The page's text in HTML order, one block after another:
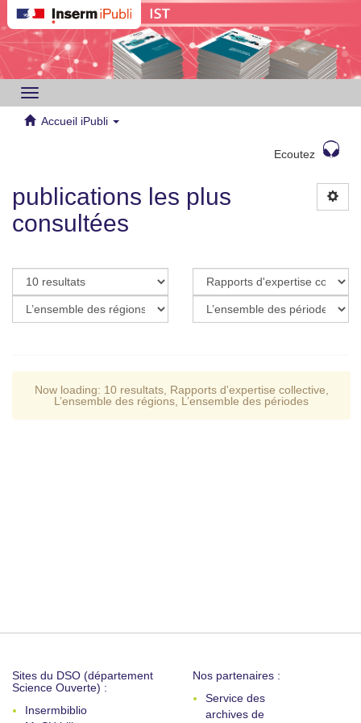
Toggle
navigation
Accueil iPubli
Ecoutez
publications les plus
consultées
Now loading: 10 resultats, Rapports d'expertise collective
L’ensemble des régions L’ensemble des périodes
Sites du DSO (département
Science Ouverte) :
Insermbiblio
Nos partenaires :
Service des
archives de